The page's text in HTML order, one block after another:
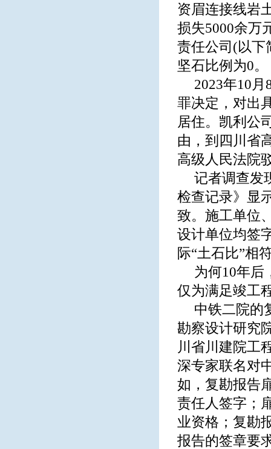
资眉连接线岩
损失5000余万
责任公司(以下
坚石比例为0。
2023年10
罪决定，对出
居住。凯利公
由，到四川省
高级人民法院
记者调查发
检查记录》显
致。施工单位
设计单位均签
际“土石比”相
为何10年后
仅为满足竣工
中铁二院的
勘察设计研究
川省川建院工
深专家联名对
如，复勘报告
责任人签字；
业资格；复勘
报告的签章要